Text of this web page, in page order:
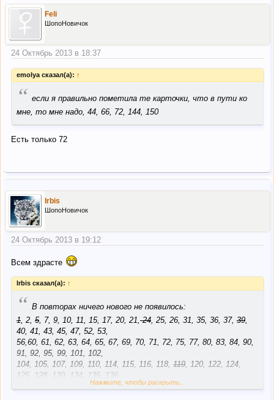
Feli
ШопоНовичок
24 Октябрь 2013 в 18:37
emolya сказал(а): ↑
“ если я правильно пометила те карточки, что в пути ко
мне, то мне надо, 44, 66, 72, 144, 150
Есть только 72
Irbis
ШопоНовичок
24 Октябрь 2013 в 19:12
Всем здрасте
Irbis сказал(а): ↑
“ В повторах ничего нового не появилось:
1, 2, 5, 7, 9, 10, 11, 15, 17, 20, 21,24, 25, 26, 31, 35, 36, 37, 39,
40, 41, 43, 45, 47, 52, 53,
56,60, 61, 62, 63, 64, 65, 67, 69, 70, 71, 72, 75, 77, 80, 83, 84, 90,
91, 92, 95, 99, 101, 102,
104, 105, 107, 109, 110, 114, 115, 116, 118, 119, 120, 122, 124,
125, 128, 130, 134, 135, 136,
, 139, 140, 141, 142, 144, 145, 146, 147, 151, 156,
Нажмите, чтобы раскрыть...